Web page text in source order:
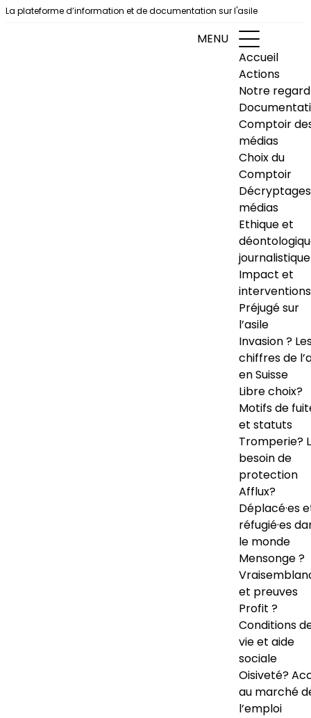
Aller au contenu
La plateforme d’information et de documentation sur l'asile
MENU
Accueil
Actions
Notre regard
Comptoir
médias
Choix du
Comptoir
Décryptages
médias
Ethique et
journalistique
Impact et
interventions
Préjugé sur
l’asile
Invasion ?
chiffres de
en Suisse
Libre choix?
Motifs de
et statuts
Tromperie?
besoin de
protection
Afflux?
Déplacé·es
réfugié·es
le monde
Mensonge ?
et preuves
Profit ?
Conditions
vie et aide
sociale
Oisiveté?
au marché
l’emploi